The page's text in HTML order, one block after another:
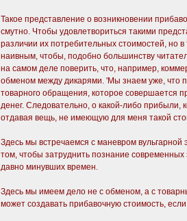
Такое представление о возникновении
смутно. Чтобы удовлетвориться такими
различии их потребительных стоимостей, но
наивным, чтобы, подобно большинству
на самом деле поверить, что, например,
обменом между дикарями. 'Мы знаем уже, что
товарного обращения, которое совершается
денег. Следовательно, о какой-либо
отдавая вещь, не имеющую для меня такой
Здесь мы встречаемся с маневром вульгарной
том, чтобы затруднить познание
давно минувших времен.
Здесь мы имеем дело не с обменом, а с
может создавать прибавочную стоимость,